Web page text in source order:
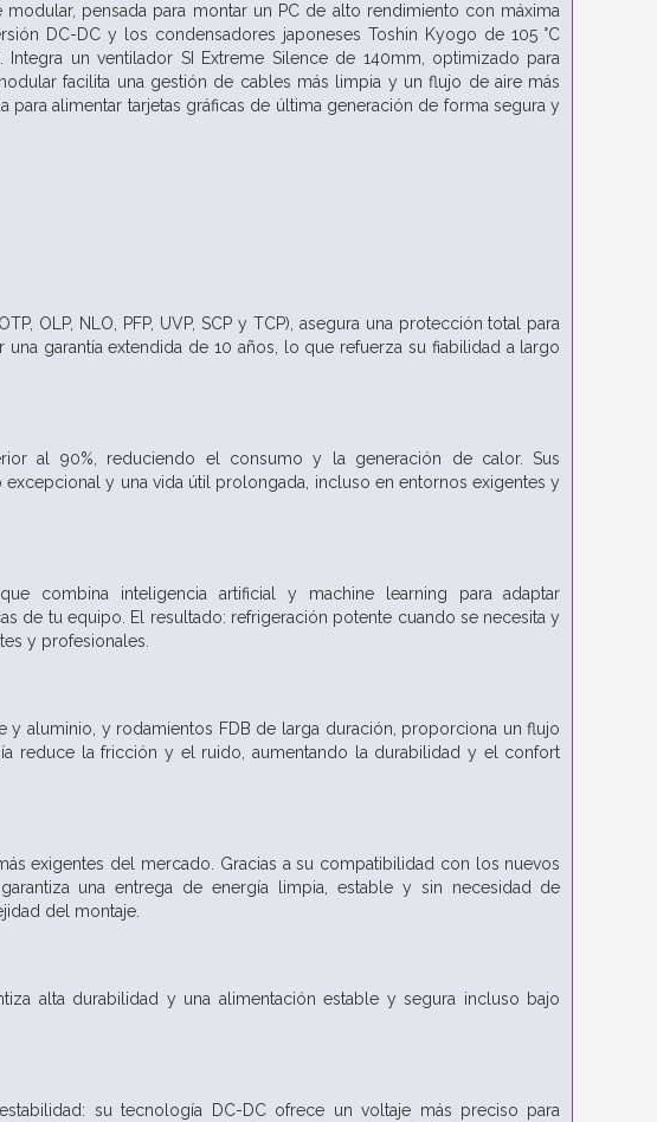
modular, pensada para montar un PC de alto rendimiento con máxima
DC-DC y los condensadores japoneses Toshin Kyogo de 105 °C
un ventilador SI Extreme Silence de 140mm, optimizado para
facilita una gestión de cables más limpia y un flujo de aire más
para alimentar tarjetas gráficas de última generación de forma segura y
OLP, NLO, PFP, UVP, SCP y TCP), asegura una protección total para
garantía extendida de 10 años, lo que refuerza su fiabilidad a largo
al 90%, reduciendo el consumo y la generación de calor. Sus
y una vida útil prolongada, incluso en entornos exigentes y
combina inteligencia artificial y machine learning para adaptar
de tu equipo. El resultado: refrigeración potente cuando se necesita y
y profesionales.
aluminio, y rodamientos FDB de larga duración, proporciona un flujo
reduce la fricción y el ruido, aumentando la durabilidad y el confort
exigentes del mercado. Gracias a su compatibilidad con los nuevos
una entrega de energía limpia, estable y sin necesidad de
del montaje.
alta durabilidad y una alimentación estable y segura incluso bajo
su tecnología DC-DC ofrece un voltaje más preciso para